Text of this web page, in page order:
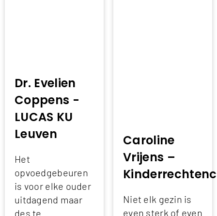
Dr. Evelien
Coppens -
LUCAS KU
Leuven
Het
opvoedgebeuren
is voor elke ouder
uitdagend maar
des te
Caroline
Vrijens –
Niet elk gezin is
even sterk of even